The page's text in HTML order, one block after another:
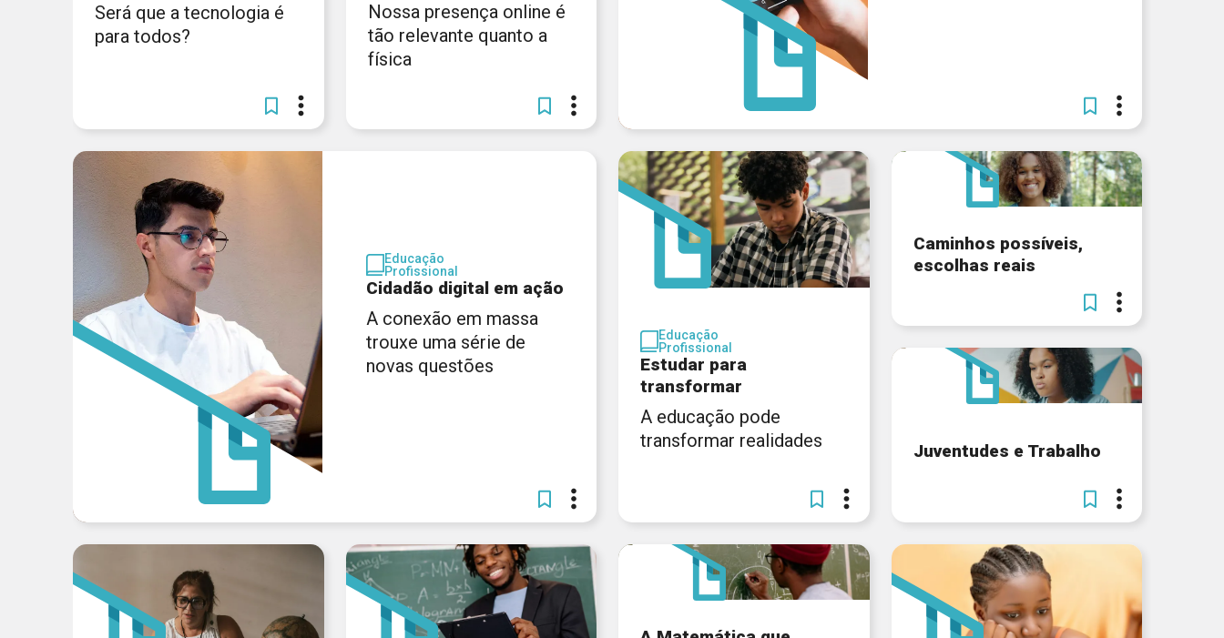
Será que a tecnologia é
para todos?
Nossa presença online é
tão relevante quanto a
física
Educação
Profissional
Cidadão digital em ação
A conexão em massa
trouxe uma série de
novas questões
Educação
Profissional
Estudar para
transformar
A educação pode
transformar realidades
Caminhos possíveis,
escolhas reais
Juventudes e Trabalho